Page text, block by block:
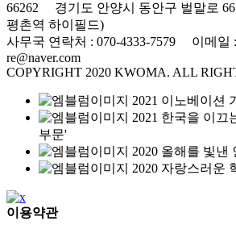
66262 경기도 안양시 동안구 벌말로
평촌역 하이필드)
사무국 연락처 : 070-4333-7579 이메일
re@naver.com
COPYRIGHT 2020 KWOMA. ALL
2021 이노베이션
2021 한국을 이끄
부문'
2020 올해를 빛낸
2020 자랑스러운
이용약관